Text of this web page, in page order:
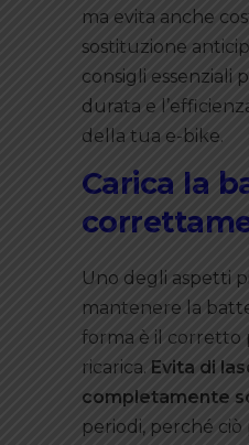
ma evita anche
sostituzione
consigli essenziali
durata e
della tua e-bike.
Carica la
Uno degli aspetti
mantenere la
forma è il corretto
ricarica. Evita di
completamente
periodi, perché